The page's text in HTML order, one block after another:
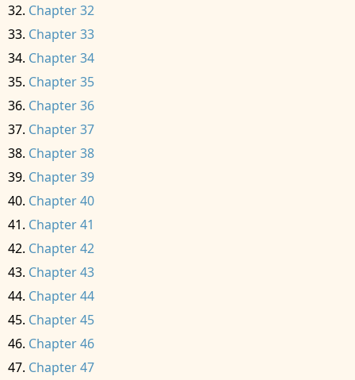
Chapter 32
Chapter 33
Chapter 34
Chapter 35
Chapter 36
Chapter 37
Chapter 38
Chapter 39
Chapter 40
Chapter 41
Chapter 42
Chapter 43
Chapter 44
Chapter 45
Chapter 46
Chapter 47